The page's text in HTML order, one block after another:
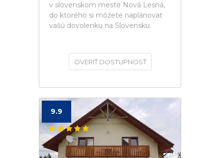
v slovenskom meste Nová Lesná,
do ktorého si môžete naplánovať
vašú dovolenku na Slovensku.
OVERIŤ DOSTUPNOSŤ
9.9